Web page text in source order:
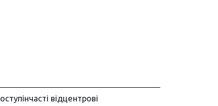
відцентрові